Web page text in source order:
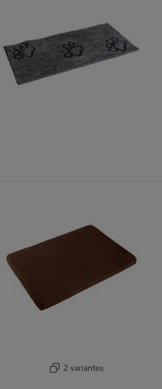
2 variantes